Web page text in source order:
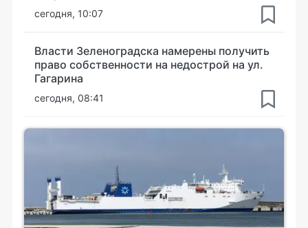
сегодня, 10:07
Власти Зеленоградска намерены получить
право собственности на недострой на ул.
Гагарина
сегодня, 08:41